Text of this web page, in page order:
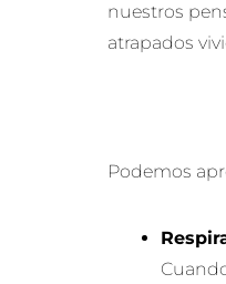
nuestros
atrapados
Podemos